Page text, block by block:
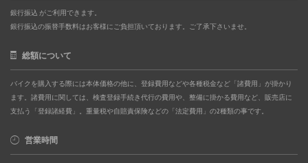
銀行振込 がご利用できます。
銀行振込の振替手数料はお客様にご負担頂いております。ご了承下さいませ。
総額について
バイクを購入する際には本体価格の他に、登録費用などや各種税金など「諸費用」が掛かり
ます。諸費用に関しては、検査登録手続き代行の費用や、整備に掛かる費用など、販売店に
支払う「登録諸経費」。重量税や自賠責保険などの「法定費用」の2種類の事です。
営業時間